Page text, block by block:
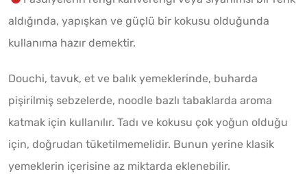
aldığında, yapışkan ve güçlü bir kokusu olduğunda
kullanıma hazır demektir.
Douchi, tavuk, et ve balık yemeklerinde, buharda
pişirilmiş sebzelerde, noodle bazlı tabaklarda aroma
katmak için kullanılır. Tadı ve kokusu çok yoğun olduğu
için, doğrudan tüketilmemelidir. Bunun yerine klasik
yemeklerin içerisine az miktarda eklenebilir.